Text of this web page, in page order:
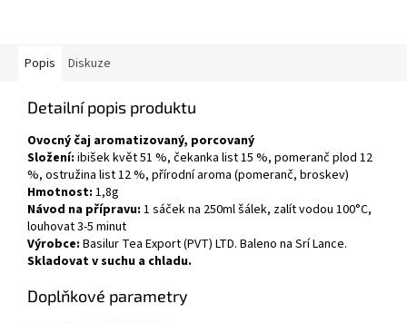
Popis Diskuze
Detailní popis produktu
Ovocný čaj aromatizovaný, porcovaný
Složení: ibišek květ 51 %, čekanka list 15 %, pomeranč plod 12
%, ostružina list 12 %, přírodní aroma (pomeranč, broskev)
Hmotnost: 1,8g
Návod na přípravu: 1 sáček na 250ml šálek, zalít vodou 100°C,
louhovat 3-5 minut
Výrobce: Basilur Tea Export (PVT) LTD. Baleno na Srí Lance.
Skladovat v suchu a chladu.
Doplňkové parametry